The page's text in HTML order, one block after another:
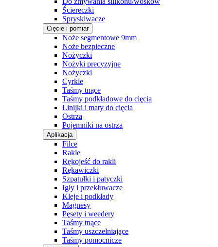
Ściereczki
Spryskiwacze
Cięcie i pomiar
Noże segmentowe 9mm
Noże bezpieczne
Nożyczki
Nożyki precyzyjne
Nożyczki
Cyrkle
Taśmy tnące
Taśmy podkładowe do cięcia
Linijki i maty do cięcia
Ostrza
Pojemniki na ostrza
Aplikacja
Filce
Rakle
Rękojeść do rakli
Rękawiczki
Szpatułki i patyczki
Igły i przekłuwacze
Kleje i podkłady
Magnesy
Pęsety i weedery
Taśmy tnące
Taśmy uszczelniające
Taśmy pomocnicze